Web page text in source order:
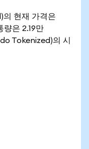
현재 가격은
량은 2.19만
Tokenized)의 시